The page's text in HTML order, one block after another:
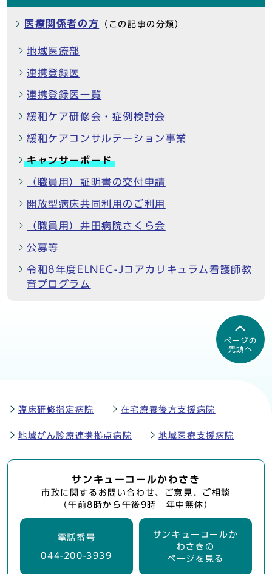
医療関係者の方 （この記事の分類）
地域医療部
連携登録医
連携登録医一覧
緩和ケア研修会・症例検討会
緩和ケアコンサルテーション事業
キャンサーボード
（職員用）証明書の交付申請
開放型病床共同利用のご利用
（職員用）井田病院さくら会
公募等
令和8年度ELNEC-Jコアカリキュラム看護師教
育プログラム
ページの
先頭へ
臨床研修指定病院 在宅療養後方支援病院
地域がん診療連携拠点病院 地域医療支援病院
サンキューコールかわさき
市政に関するお問い合わせ、ご意見、ご相談
（午前8時から午後9時 年中無休）
電話番号
044-200-3939
サンキューコールか
わさきの
ページを見る